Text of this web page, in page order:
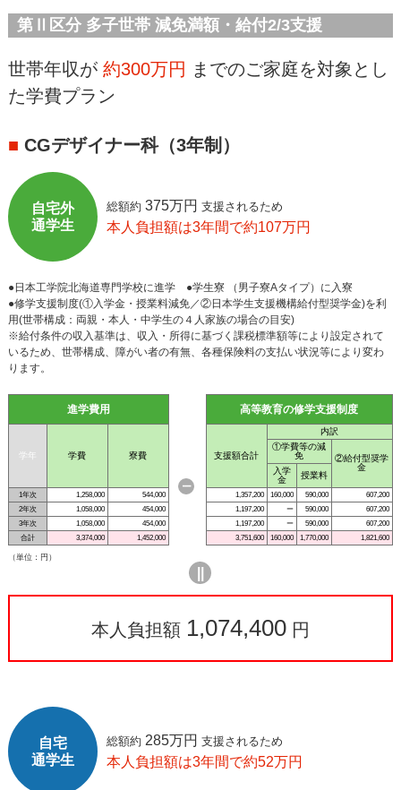
第Ⅱ区分 多子世帯 減免満額・給付2/3支援
世帯年収が 約300万円 までのご家庭を対象とし
た学費プラン
■ CGデザイナー科（3年制）
自宅外
通学生
総額約 375万円 支援されるため
本人負担額は3年間で約107万円
●日本工学院北海道専門学校に進学 ●学生寮 （男子寮Aタイプ）に入寮
●修学支援制度(①入学金・授業料減免／②日本学生支援機構給付型奨学金)を利
用(世帯構成：両親・本人・中学生の４人家族の場合の目安)
※給付条件の収入基準は、収入・所得に基づく課税標準額等により設定されて
いるため、世帯構成、障がい者の有無、各種保険料の支払い状況等により変わ
ります。
進学費用 高等教育の修学支援制度
学年 学費 寮費
ー
支援額合計
内訳
①学費等の減
免
②給付型奨学
金
入学
金
授業料
1年次 1,258,000 544,000 1,357,200 160,000 590,000
607,200
2年次
1,058,000 454,000 1,197,200 ー 590,000
607,200
3年次
1,058,000 454,000 1,197,200 ー 590,000
607,200
合計
3,374,000 1,452,000 3,751,600 160,000 1,770,000 1,821,600
（単位：円）
本人負担額 1,074,400円
自宅
通学生
総額約 285万円 支援されるため
本人負担額は3年間で約52万円